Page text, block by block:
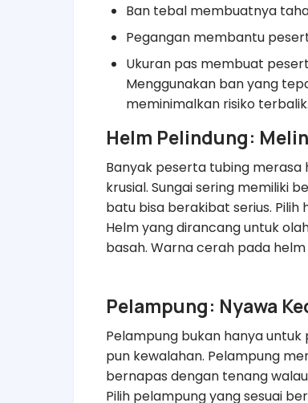
Ban tebal membuatnya
Pegangan membantu
Ukuran pas membuat
Menggunakan ban yang
meminimalkan risiko terbalik.
Helm Pelindung:
Banyak peserta tubing
krusial. Sungai sering memiliki
batu bisa berakibat serius.
Helm yang dirancang untuk
basah. Warna cerah pada
Pelampung: Nyawa
Pelampung bukan hanya
pun kewalahan. Pelampung
bernapas dengan tenang
Pilih pelampung yang sesuai